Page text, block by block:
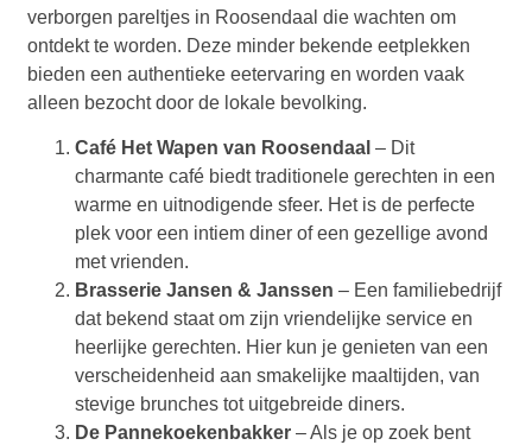
verborgen pareltjes in Roosendaal die wachten om
ontdekt te worden. Deze minder bekende eetplekken
bieden een authentieke eetervaring en worden vaak
alleen bezocht door de lokale bevolking.
Café Het Wapen van Roosendaal – Dit
charmante café biedt traditionele gerechten in een
warme en uitnodigende sfeer. Het is de perfecte
plek voor een intiem diner of een gezellige avond
met vrienden.
Brasserie Jansen & Janssen – Een familiebedrijf
dat bekend staat om zijn vriendelijke service en
heerlijke gerechten. Hier kun je genieten van een
verscheidenheid aan smakelijke maaltijden, van
stevige brunches tot uitgebreide diners.
De Pannekoekenbakker – Als je op zoek bent